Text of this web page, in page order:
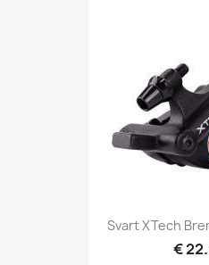
Svart XTech
€